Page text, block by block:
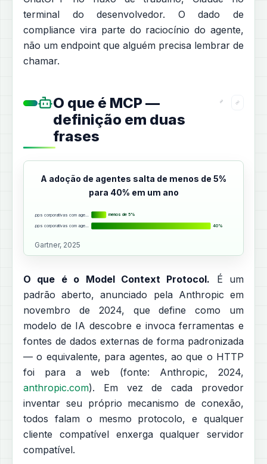
terminal do desenvolvedor. O dado de
compliance vira parte do raciocínio do agente,
não um endpoint que alguém precisa lembrar de
chamar.
O que é MCP —
definição em duas
frases
A adoção de agentes salta de menos de 5%
para 40% em um ano
Apps corporativas com age… menos de 5%
Apps corporativas com age… 40%
Gartner, 2025
O que é o Model Context Protocol. É um
padrão aberto, anunciado pela Anthropic em
novembro de 2024, que define como um
modelo de IA descobre e invoca ferramentas e
fontes de dados externas de forma padronizada
— o equivalente, para agentes, ao que o HTTP
foi para a web (fonte: Anthropic, 2024,
anthropic.com). Em vez de cada provedor
inventar seu próprio mecanismo de conexão,
todos falam o mesmo protocolo, e qualquer
cliente compatível enxerga qualquer servidor
compatível.